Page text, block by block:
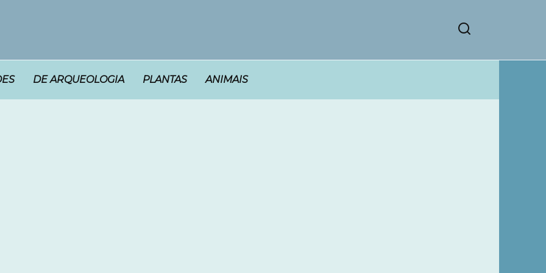
DE ARQUEOLOGIA PLANTAS ANIMAIS